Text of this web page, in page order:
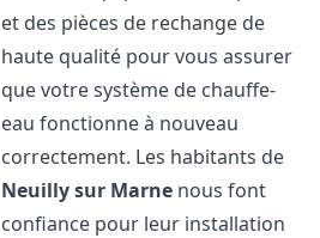
et des pièces de rechange de
haute qualité pour vous assurer
que votre système de chauffe-
eau fonctionne à nouveau
correctement. Les habitants de
Neuilly sur Marne nous font
confiance pour leur installation